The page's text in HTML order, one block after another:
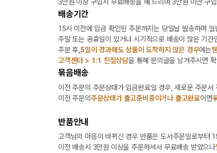
배송기간
15시 이전에 입금 확인된 주문까지는 당일날 발송하며
주말 또는 공휴일이 있거나 시기적으로 배송이 많은 기
주문 후,5일이 경과해도 상품이 도착하지 않은 경우에는
고객센터 > 1:1 친절상담을 통해 문의글을 남겨주시면
묶음배송
이전 주문의 주문상태가 입금완료일 경우, 새로운 주문
이전 주문의 주문상태가 출고준비중이거나 출고완료이면
반품안내
고객님의 마음이 바뀌신 경우 반품은 도서주문일로부터
이전 배송시 3만원 이상을 주문하셔서 무료배송 받았으나